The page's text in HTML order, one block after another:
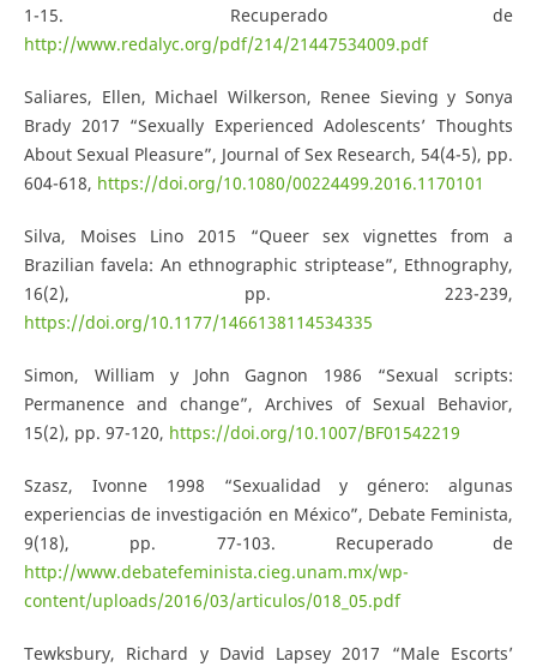
1-15. Recuperado de
http://www.redalyc.org/pdf/214/21447534009.pdf
Saliares, Ellen, Michael Wilkerson, Renee Sieving y Sonya
Brady 2017 “Sexually Experienced Adolescents’ Thoughts
About Sexual Pleasure”, Journal of Sex Research, 54(4-5), pp.
604-618, https://doi.org/10.1080/00224499.2016.1170101
Silva, Moises Lino 2015 “Queer sex vignettes from a
Brazilian favela: An ethnographic striptease”, Ethnography,
16(2), pp. 223-239,
https://doi.org/10.1177/1466138114534335
Simon, William y John Gagnon 1986 “Sexual scripts:
Permanence and change”, Archives of Sexual Behavior,
15(2), pp. 97-120, https://doi.org/10.1007/BF01542219
Szasz, Ivonne 1998 “Sexualidad y género: algunas
experiencias de investigación en México”, Debate Feminista,
9(18), pp. 77-103. Recuperado de
http://www.debatefeminista.cieg.unam.mx/wp-
content/uploads/2016/03/articulos/018_05.pdf
Tewksbury, Richard y David Lapsey 2017 “Male Escorts’